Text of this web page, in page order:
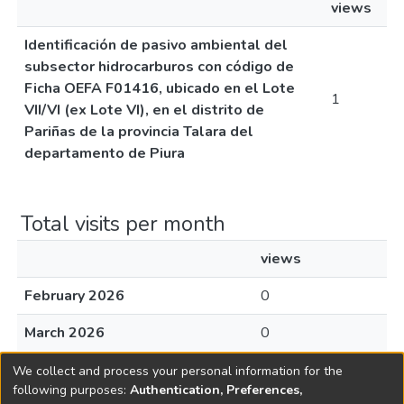
views
Identificación de pasivo ambiental del
subsector hidrocarburos con código de
Ficha OEFA F01416, ubicado en el Lote
VII/VI (ex Lote VI), en el distrito de
Pariñas de la provincia Talara del
departamento de Piura
1
Total visits per month
views
February 2026
0
March 2026
0
April 2026
0
We collect and process your personal information for the
following purposes: Authentication, Preferences,